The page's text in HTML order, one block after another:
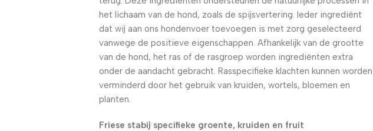
het lichaam van de hond, zoals de spijsvertering. Ieder ingrediënt
dat wij aan ons hondenvoer toevoegen is met zorg geselecteerd
vanwege de positieve eigenschappen. Afhankelijk van de grootte
van de hond, het ras of de rasgroep worden ingrediënten extra
onder de aandacht gebracht. Rasspecifieke klachten kunnen worden
verminderd door het gebruik van kruiden, wortels, bloemen en
planten.
Friese stabij specifieke groente, kruiden en fruit